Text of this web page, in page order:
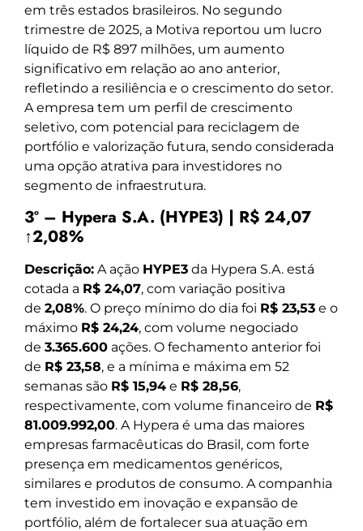
em três estados brasileiros. No segundo
trimestre de 2025, a Motiva reportou um lucro
líquido de R$ 897 milhões, um aumento
significativo em relação ao ano anterior,
refletindo a resiliência e o crescimento do setor.
A empresa tem um perfil de crescimento
seletivo, com potencial para reciclagem de
portfólio e valorização futura, sendo considerada
uma opção atrativa para investidores no
segmento de infraestrutura.
3º – Hypera S.A. (HYPE3) | R$ 24,07
↑2,08%
Descrição: A ação HYPE3 da Hypera S.A. está
cotada a R$ 24,07, com variação positiva
de 2,08%. O preço mínimo do dia foi R$ 23,53 e o
máximo R$ 24,24, com volume negociado
de 3.365.600 ações. O fechamento anterior foi
de R$ 23,58, e a mínima e máxima em 52
semanas são R$ 15,94 e R$ 28,56,
respectivamente, com volume financeiro de R$
81.009.992,00. A Hypera é uma das maiores
empresas farmacêuticas do Brasil, com forte
presença em medicamentos genéricos,
similares e produtos de consumo. A companhia
tem investido em inovação e expansão de
portfólio, além de fortalecer sua atuação em